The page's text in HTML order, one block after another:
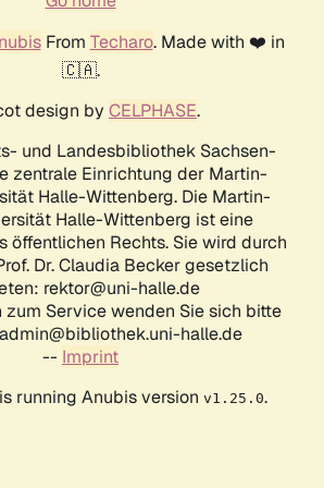
From Techaro. Made with ❤️ in
🇨🇦.
design by CELPHASE.
und Landesbibliothek Sachsen-
zentrale Einrichtung der Martin-
Halle-Wittenberg. Die Martin-
Halle-Wittenberg ist eine
öffentlichen Rechts. Sie wird durch
Dr. Claudia Becker gesetzlich
rektor@uni-halle.de
zum Service wenden Sie sich bitte
halle.de
-- Imprint
running Anubis version v1.25.0.